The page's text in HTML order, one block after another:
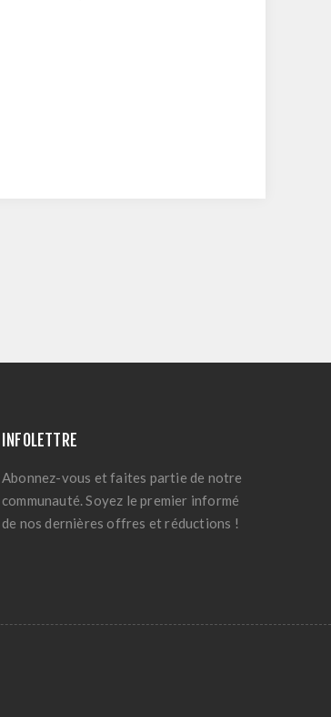
INFOLETTRE
Abonnez-vous et faites partie de notre
communauté. Soyez le premier informé
de nos dernières offres et réductions !